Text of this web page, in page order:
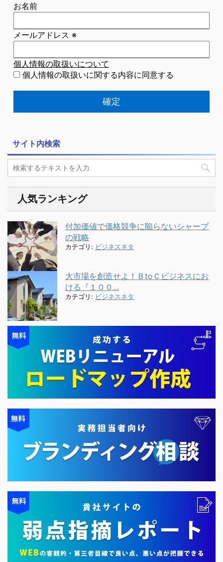
お名前
メールアドレス ※
個人情報の取扱いについて
個人情報の取扱いに関する内容に同意する
サイト内検索
人気ランキング
付加価値で価格競争に陥らないシャープ
の戦略
カテゴリ: ビジネスネタ
大市場を創造せよ！ＢtoＣビジネスにお
ける『１００...
カテゴリ: ビジネスネタ